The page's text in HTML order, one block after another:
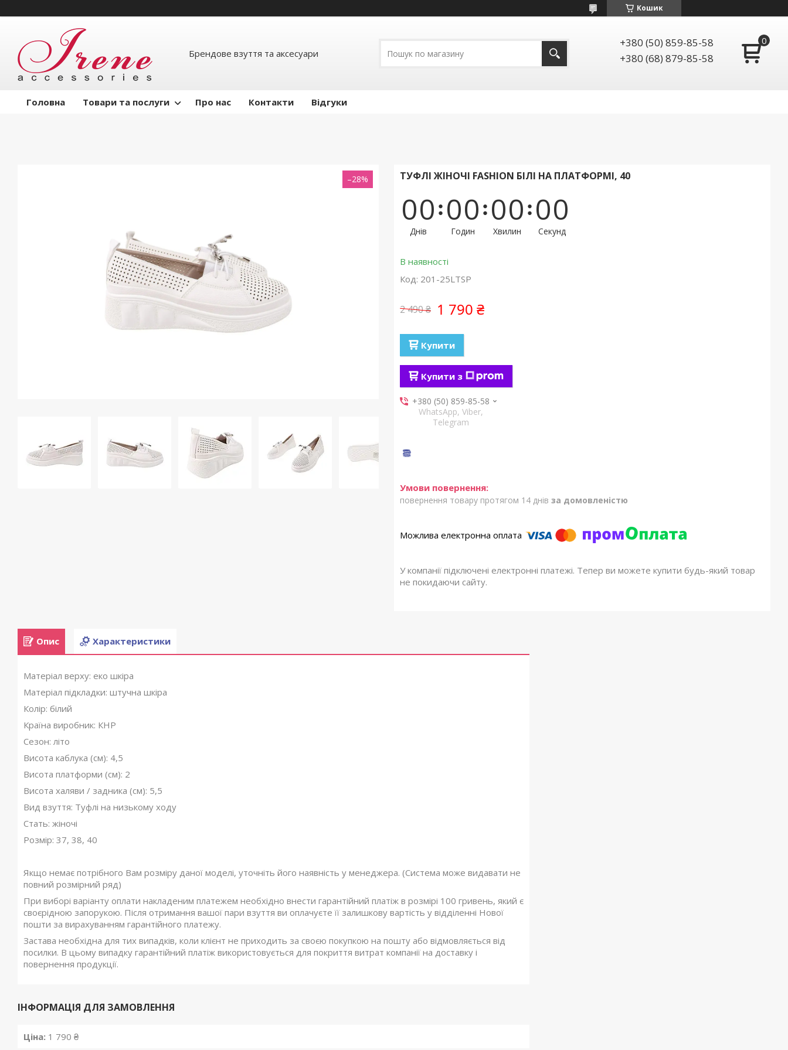
Кошик
Брендове взуття та аксесуари
+380 (50) 859-85-58
+380 (68) 879-85-58
Головна Товари та послуги Про нас Контакти Відгуки
–28% ТУФЛІ ЖІНОЧІ FASHION БІЛІ НА ПЛАТФОРМІ, 40
00
Днів
00
Годин
00
Хвилин
00
Секунд
В наявності
Код: 201-25LTSP
2 490 ₴ 1 790 ₴
Купити
Купити з
+380 (50) 859-85-58
WhatsApp, Viber,
Telegram
повернення товару протягом 14 днів за домовленістю
У компанії підключені електронні платежі. Тепер ви можете купити будь-який товар
не покидаючи сайту.
Опис Характеристики
Матеріал верху: еко шкіра
Матеріал підкладки: штучна шкіра
Колір: білий
Країна виробник: КНР
Сезон: літо
Висота каблука (см): 4,5
Висота платформи (см): 2
Висота халяви / задника (см): 5,5
Вид взуття: Туфлі на низькому ходу
Стать: жіночі
Розмір: 37, 38, 40
Якщо немає потрібного Вам розміру даної моделі, уточніть його наявність у менеджера. (Система може видавати не
повний розмірний ряд)
При виборі варіанту оплати накладеним платежем необхідно внести гарантійний платіж в розмірі 100 гривень, який є
своєрідною запорукою. Після отримання вашої пари взуття ви оплачуєте її залишкову вартість у відділенні Нової
пошти за вирахуванням гарантійного платежу.
Застава необхідна для тих випадків, коли клієнт не приходить за своєю покупкою на пошту або відмовляється від
посилки. В цьому випадку гарантійний платіж використовується для покриття витрат компанії на доставку і
повернення продукції.
ІНФОРМАЦІЯ ДЛЯ ЗАМОВЛЕННЯ
Ціна: 1 790 ₴